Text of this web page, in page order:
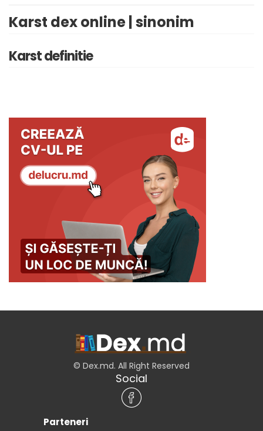
Karst dex online | sinonim
Karst definitie
© Dex.md. All Right Reserved
Social
Parteneri